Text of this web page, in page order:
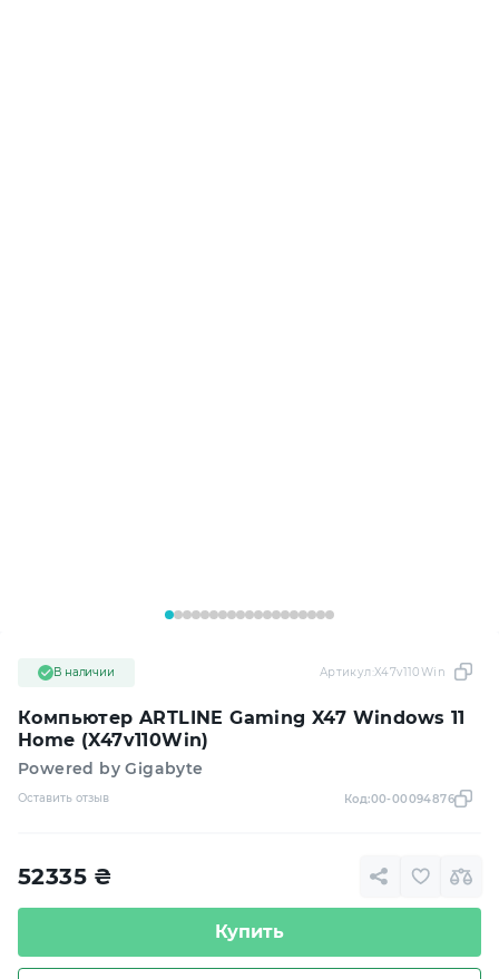
Компьютер ARTLINE Gaming X47 Windows 11
Home (X47v110Win)
Powered by Gigabyte
В наличии Артикул:X47v110Win
Оставить отзыв Код:00-00094876
52335 ₴
Купить